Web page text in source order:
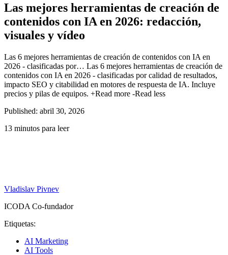
Las mejores herramientas de creación de
contenidos con IA en 2026: redacción,
visuales y vídeo
Las 6 mejores herramientas de creación de contenidos con IA en
2026 - clasificadas por… Las 6 mejores herramientas de creación de
contenidos con IA en 2026 - clasificadas por calidad de resultados,
impacto SEO y citabilidad en motores de respuesta de IA. Incluye
precios y pilas de equipos. +Read more -Read less
Published: abril 30, 2026
13 minutos para leer
Vladislav Pivnev
ICODA Co-fundador
Etiquetas:
AI Marketing
AI Tools